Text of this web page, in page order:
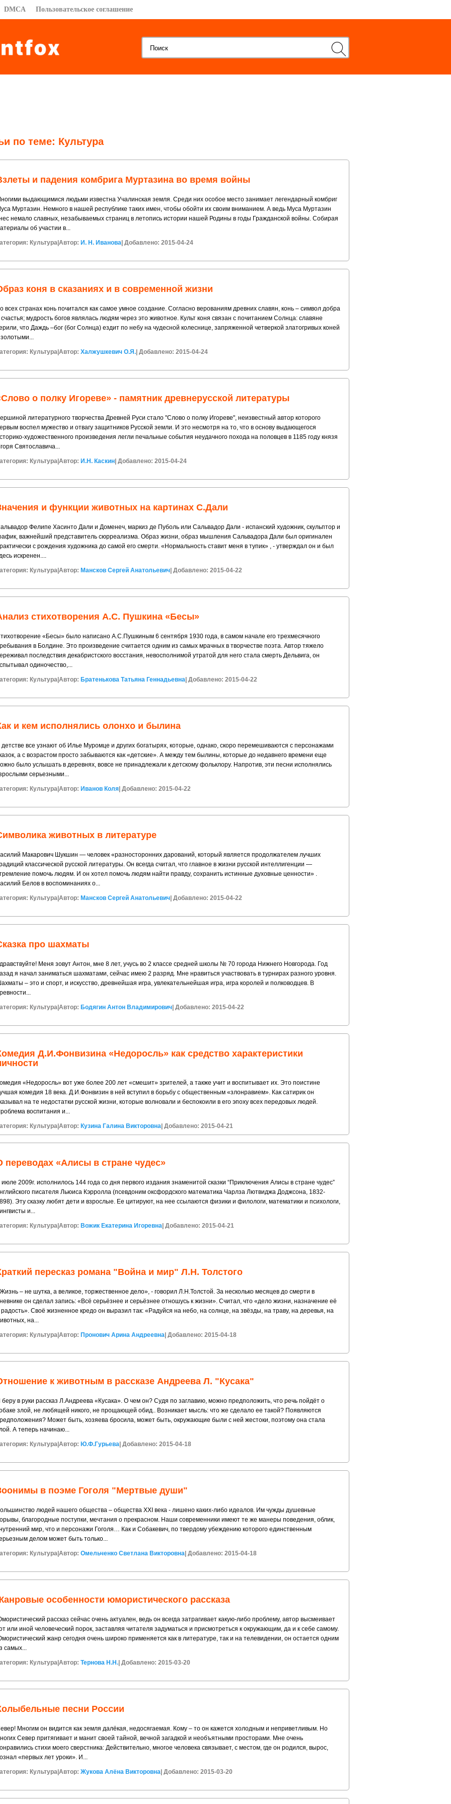
DMCA Пользовательское соглашение
по теме: Культура
и падения комбрига Муртазина во время войны
выдающимися людьми известна Учалинская земля. Среди них особое место занимает легендарный комбриг
Муртазин. Немного в нашей республике таких имен, чтобы обойти их своим вниманием. А ведь Муса Муртазин
немало славных, незабываемых страниц в летопись истории нашей Родины в годы Гражданской войны. Собирая
об участии в...
Культура |Автор: И. Н. Иванова Добавлено: 2015-04-24
коня в сказаниях и в современной жизни
всех странах конь почитался как самое умное создание. Согласно верованиям древних славян, конь – символ добра
счастья; мудрость богов являлась людям через это животное. Культ коня связан с почитанием Солнца: славяне
что Даждь –бог (бог Солнца) ездит по небу на чудесной колеснице, запряженной четверкой златогривых коней
золотыми...
Культура |Автор:Халжушкевич О.Я. Добавлено: 2015-04-24
о полку Игореве» - памятник древнерусской литературы
литературного творчества Древней Руси стало "Слово о полку Игореве", неизвестный автор которого
воспел мужество и отвагу защитников Русской земли. И это несмотря на то, что в основу выдающегося
художественного произведения легли печальные события неудачного похода на половцев в 1185 году князя
Святославича...
Культура |Автор: И.Н. Каскин Добавлено: 2015-04-24
и функции животных на картинах С.Дали
Фелипе Хасинто Дали и Доменеч, маркиз де Пуболь или Сальвадор Дали - испанский художник, скульптор и
важнейший представитель сюрреализма. Образ жизни, образ мышления Сальвадора Дали был оригинален
с рождения художника до самой его смерти. «Нормальность ставит меня в тупик» , - утверждал он и был
искренен....
Культура |Автор: Мансков Сергей Анатольевич Добавлено: 2015-04-22
стихотворения А.С. Пушкина «Бесы»
«Бесы» было написано А.С.Пушкиным 6 сентября 1930 года, в самом начале его трехмесячного
в Болдине. Это произведение считается одним из самых мрачных в творчестве поэта. Автор тяжело
последствия декабристского восстания, невосполнимой утратой для него стала смерть Дельвига, он
одиночество,...
Культура |Автор: Братенькова Татьяна Геннадьевна Добавлено: 2015-04-22
и кем исполнялись олонхо и былина
детстве все узнают об Илье Муромце и других богатырях, которые, однако, скоро перемешиваются с персонажами
а с возрастом просто забываются как «детские». А между тем былины, которые до недавнего времени еще
было услышать в деревнях, вовсе не принадлежали к детскому фольклору. Напротив, эти песни исполнялись
серьезными...
Культура |Автор: Иванов Коля Добавлено: 2015-04-22
животных в литературе
Макарович Шукшин — человек «разносторонних дарований, который является продолжателем лучших
классической русской литературы. Он всегда считал, что главное в жизни русской интеллигенции —
помочь людям. И он хотел помочь людям найти правду, сохранить истинные духовные ценности» .
Белов в воспоминаниях о...
Культура |Автор: Мансков Сергей Анатольевич Добавлено: 2015-04-22
про шахматы
Меня зовут Антон, мне 8 лет, учусь во 2 классе средней школы № 70 города Нижнего Новгорода. Год
я начал заниматься шахматами, сейчас имею 2 разряд. Мне нравиться участвовать в турнирах разного уровня.
– это и спорт, и искусство, древнейшая игра, увлекательнейшая игра, игра королей и полководцев. В
Культура |Автор: Бодягин Антон Владимирович Добавлено: 2015-04-22
Д.И.Фонвизина «Недоросль» как средство характеристики
«Недоросль» вот уже более 200 лет «смешит» зрителей, а также учит и воспитывает их. Это поистине
комедия 18 века. Д.И.Фонвизин в ней вступил в борьбу с общественным «злонравием». Как сатирик он
на те недостатки русской жизни, которые волновали и беспокоили в его эпоху всех передовых людей.
воспитания и...
Культура |Автор: Кузина Галина Викторовна Добавлено: 2015-04-21
переводах «Алисы в стране чудес»
июле 2009г. исполнилось 144 года со дня первого издания знаменитой сказки “Приключения Алисы в стране чудес”
писателя Льюиса Кэрролла (псевдоним оксфордского математика Чарлза Лютвиджа Доджсона, 1832-
Эту сказку любят дети и взрослые. Ее цитируют, на нее ссылаются физики и филологи, математики и психологи,
и...
Культура |Автор: Вожик Екатерина Игоревна Добавлено: 2015-04-21
пересказ романа "Война и мир" Л.Н. Толстого
– не шутка, а великое, торжественное дело», - говорил Л.Н.Толстой. За несколько месяцев до смерти в
он сделал запись: «Всё серьёзнее и серьёзнее отношусь к жизни». Считал, что «дело жизни, назначение её
радость». Своё жизненное кредо он выразил так: «Радуйся на небо, на солнце, на звёзды, на траву, на деревья, на
на...
Культура |Автор: Пронович Арина Андреевна Добавлено: 2015-04-18
к животным в рассказе Андреева Л. "Кусака"
беру в руки рассказ Л.Андреева «Кусака». О чем он? Судя по заглавию, можно предположить, что речь пойдёт о
злой, не любящей никого, не прощающей обид.. Возникает мысль: что же сделало ее такой? Появляются
Может быть, хозяева бросила, может быть, окружающие были с ней жестоки, поэтому она стала
А теперь начинаю...
Культура |Автор: Ю.Ф.Гурьева Добавлено: 2015-04-18
в поэме Гоголя "Мертвые души"
людей нашего общества – общества XXI века - лишено каких-либо идеалов. Им чужды душевные
благородные поступки, мечтания о прекрасном. Наши современники имеют те же манеры поведения, облик,
мир, что и персонажи Гоголя… Как и Собакевич, по твердому убеждению которого единственным
делом может быть только...
Культура |Автор:Омельченко Светлана Викторовна Добавлено: 2015-04-18
особенности юмористического рассказа
рассказ сейчас очень актуален, ведь он всегда затрагивает какую-либо проблему, автор высмеивает
или иной человеческий порок, заставляя читателя задуматься и присмотреться к окружающим, да и к себе самому.
жанр сегодня очень широко применяется как в литературе, так и на телевидении, он остается одним
самых...
Культура |Автор:Тернова Н.Н. Добавлено: 2015-03-20
песни России
Многим он видится как земля далёкая, недосягаемая. Кому – то он кажется холодным и неприветливым. Но
Север притягивает и манит своей тайной, вечной загадкой и необъятными просторами. Мне очень
стихи моего сверстника: Действительно, многое человека связывает, с местом, где он родился, вырос,
«первых лет уроки». И...
Культура |Автор:Жукова Алёна Викторовна Добавлено: 2015-03-20